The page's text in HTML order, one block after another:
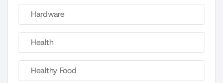
Hardware
Health
Healthy Food